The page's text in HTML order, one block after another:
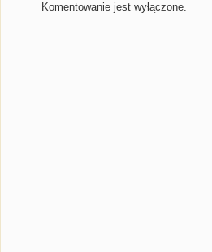
Komentowanie jest wyłączone.